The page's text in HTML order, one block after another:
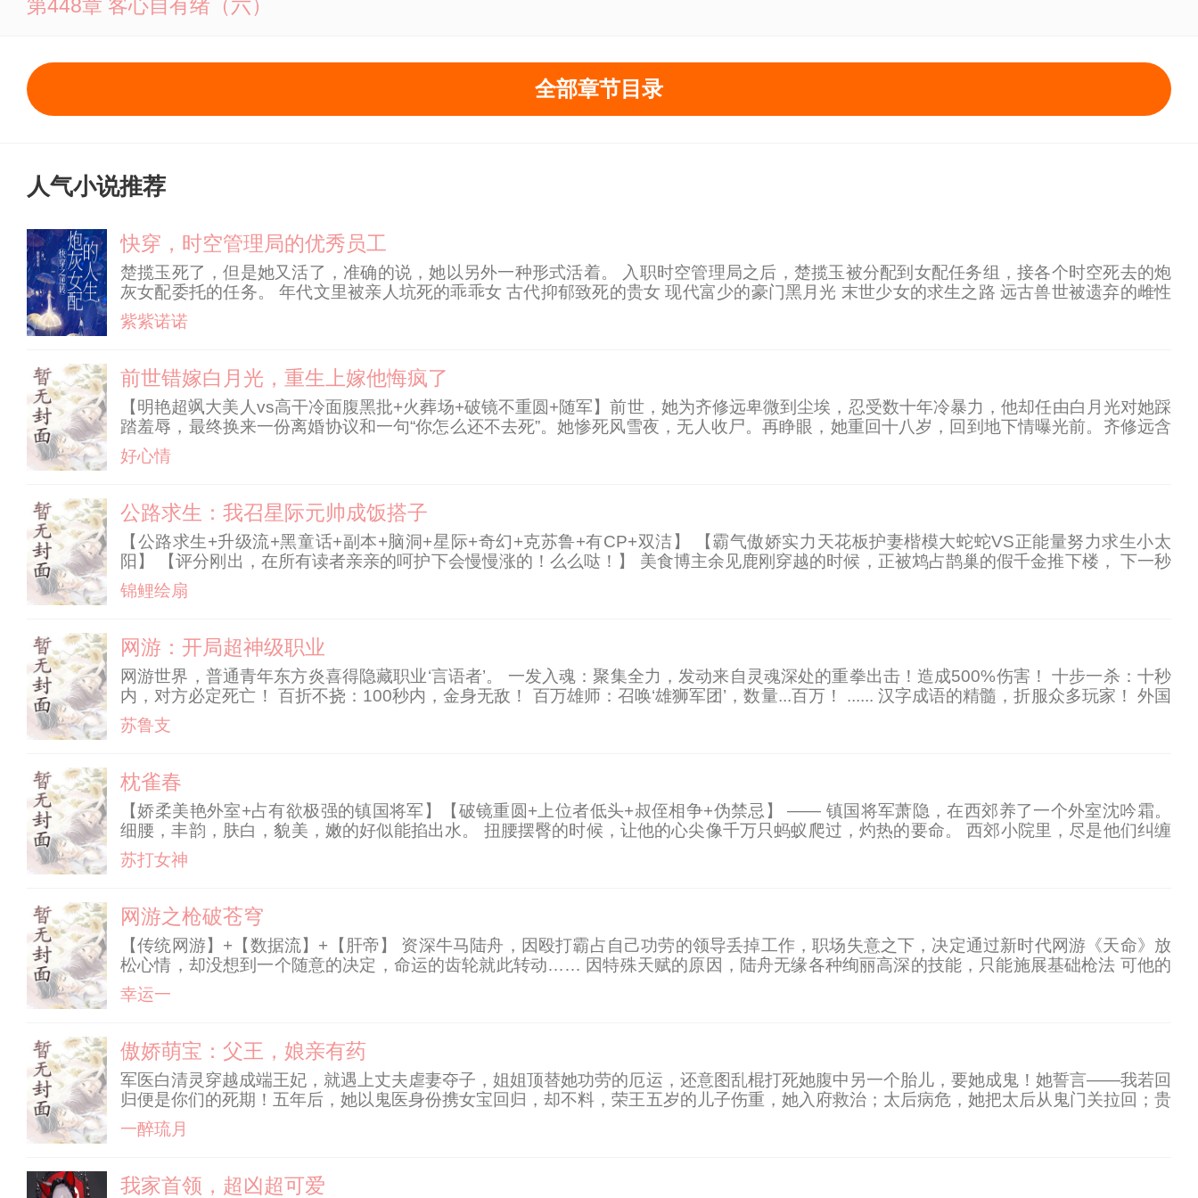
第448章 客心自有绪（六）
全部章节目录
人气小说推荐
快穿，时空管理局的优秀员工
楚揽玉死了，但是她又活了，准确的说，她以另外一种形式活着。 入职时空管理局之后，楚揽玉被分配到女配任务组，接各个时空死去的炮
灰女配委托的任务。 年代文里被亲人坑死的乖乖女 古代抑郁致死的贵女 现代富少的豪门黑月光 末世少女的求生之路 远古兽世被遗弃的雌性
被迫与昏迷的巨龙关在一起的修仙世界的少女 ...... 无固定CP，根据每个世界的任务不同调整人生态度。 系统只是传输剧情用的，不会发布任
务，也没有辅助道具。
紫紫诺诺
前世错嫁白月光，重生上嫁他悔疯了
【明艳超飒大美人vs高干冷面腹黑批+火葬场+破镜不重圆+随军】前世，她为齐修远卑微到尘埃，忍受数十年冷暴力，他却任由白月光对她踩
踏羞辱，最终换来一份离婚协议和一句“你怎么还不去死”。她惨死风雪夜，无人收尸。再睁眼，她重回十八岁，回到地下情曝光前。齐修远含
情脉脉地对她说：“小秋，这辈子我只要你。”宁西秋当场拒绝：“哥，好男人不能在一棵树上吊死。”她转身相亲前世救命恩人——冷面军官陆
云舟。看着陆云舟，
好心情
公路求生：我召星际元帅成饭搭子
【公路求生+升级流+黑童话+副本+脑洞+星际+奇幻+克苏鲁+有CP+双洁】 【霸气傲娇实力天花板护妻楷模大蛇蛇VS正能量努力求生小太
阳】 【评分刚出，在所有读者亲亲的呵护下会慢慢涨的！么么哒！】 美食博主余见鹿刚穿越的时候，正被鸩占鹊巢的假千金推下楼， 下一秒
眼前一黑，她就被卷进了全球几十亿人同时参加的公路求生。 开局一辆快递三轮车，觉醒了唯一SSS级天赋‘万物皆可食’的她靠一手离谱的华
夏厨艺和满
锦鲤绘扇
网游：开局超神级职业
网游世界，普通青年东方炎喜得隐藏职业‘言语者’。 一发入魂：聚集全力，发动来自灵魂深处的重拳出击！造成500%伤害！ 十步一杀：十秒
内，对方必定死亡！ 百折不挠：100秒内，金身无敌！ 百万雄师：召唤‘雄狮军团’，数量...百万！ ...... 汉字成语的精髓，折服众多玩家！ 外国
玩家纷纷拜倒在博大精深的成语中！
苏鲁支
枕雀春
【娇柔美艳外室+占有欲极强的镇国将军】【破镜重圆+上位者低头+叔侄相争+伪禁忌】 —— 镇国将军萧隐，在西郊养了一个外室沈吟霜。
细腰，丰韵，肤白，貌美，嫩的好似能掐出水。 扭腰摆臀的时候，让他的心尖像千万只蚂蚁爬过，灼热的要命。 西郊小院里，尽是他们纠缠
的痕迹。 但没人知道，沈吟霜是萧隐的前侄媳妇。 更没人知道，他们之间还有一段过往，不可宣扬。 …… 沈吟霜从来不逾越，温柔如水，守
在西郊当好萧隐
苏打女神
网游之枪破苍穹
【传统网游】+【数据流】+【肝帝】 资深牛马陆舟，因殴打霸占自己功劳的领导丢掉工作，职场失意之下，决定通过新时代网游《天命》放
松心情，却没想到一个随意的决定，命运的齿轮就此转动…… 因特殊天赋的原因，陆舟无缘各种绚丽高深的技能，只能施展基础枪法 可他的
枪法，却能无限提升…… “叮！基础枪法达到Lv10，领悟特性【枪感初醒】，战斗速度+30%！” “叮！基础枪法达到Lv100，领悟枪意
【锐】，获得3
幸运一
傲娇萌宝：父王，娘亲有药
军医白清灵穿越成端王妃，就遇上丈夫虐妻夺子，姐姐顶替她功劳的厄运，还意图乱棍打死她腹中另一个胎儿，要她成鬼！她誓言——我若回
归便是你们的死期！五年后，她以鬼医身份携女宝回归，却不料，荣王五岁的儿子伤重，她入府救治；太后病危，她把太后从鬼门关拉回；贵
妃难产，她刨腹取子；从此一战成名，将渣渣们踩在脚下。然而，在她从宫门出来时，五岁男宝抱着她大腿：“娘亲。”白清灵惊愕：“我不是你
娘亲。”男宝：“父王说你
一醉琉月
我家首领，超凶超可爱